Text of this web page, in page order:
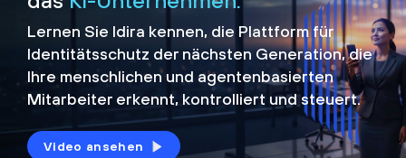
Lernen Sie Idira kennen, die Plattformfür
Identitätsschutz der nächsten Generation, die
Ihre menschlichen und agentenbasierten
Mitarbeiter erkennt, kontrolliert undsteuert.
Video ansehen